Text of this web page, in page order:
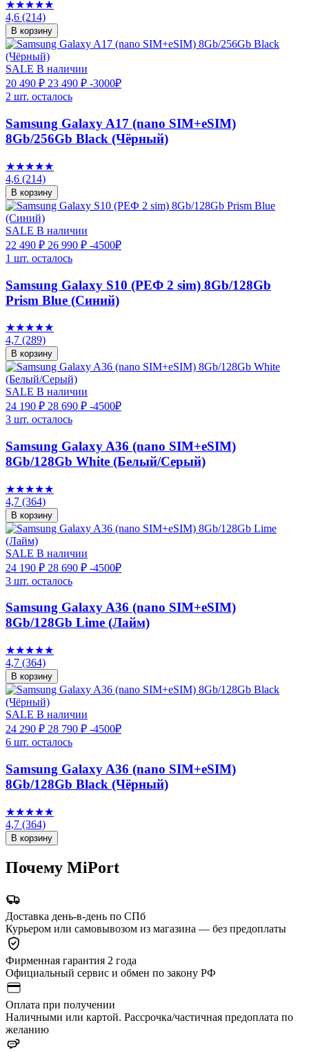
★★★★★
4,6 (214)
В корзину
SALE В наличии
20 490 ₽ 23 490 ₽ -3000₽
2 шт. осталось
Samsung Galaxy A17 (nano SIM+eSIM)
8Gb/256Gb Black (Чёрный)
★★★★★
4,6 (214)
В корзину
SALE В наличии
22 490 ₽ 26 990 ₽ -4500₽
1 шт. осталось
Samsung Galaxy S10 (РЕФ 2 sim) 8Gb/128Gb
Prism Blue (Синий)
★★★★★
4,7 (289)
В корзину
SALE В наличии
24 190 ₽ 28 690 ₽ -4500₽
3 шт. осталось
Samsung Galaxy A36 (nano SIM+eSIM)
8Gb/128Gb White (Белый/Серый)
★★★★★
4,7 (364)
В корзину
SALE В наличии
24 190 ₽ 28 690 ₽ -4500₽
3 шт. осталось
Samsung Galaxy A36 (nano SIM+eSIM)
8Gb/128Gb Lime (Лайм)
★★★★★
4,7 (364)
В корзину
SALE В наличии
24 290 ₽ 28 790 ₽ -4500₽
6 шт. осталось
Samsung Galaxy A36 (nano SIM+eSIM)
8Gb/128Gb Black (Чёрный)
★★★★★
4,7 (364)
В корзину
Почему MiPort
Доставка день-в-день по СПб
Курьером или самовывозом из магазина — без предоплаты
Фирменная гарантия 2 года
Официальный сервис и обмен по закону РФ
Оплата при получении
Наличными или картой. Рассрочка/частичная предоплата по
желанию